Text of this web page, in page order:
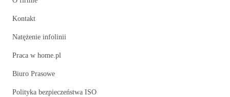
Kontakt
Natężenie infolinii
Praca w home.pl
Biuro Prasowe
Polityka bezpieczeństwa ISO